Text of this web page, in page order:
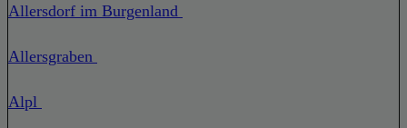
Allersdorf im Burgenland
Allersgraben
Alpl